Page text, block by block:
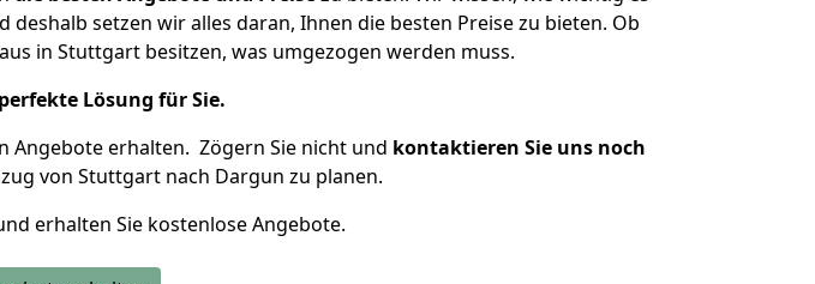
setzen wir alles daran, Ihnen die besten Preise zu bieten. Ob
in Stuttgart besitzen, was umgezogen werden muss.
Lösung für Sie.
Angebote erhalten. Zögern Sie nicht und kontaktieren Sie uns noch
von Stuttgart nach Dargun zu planen.
erhalten Sie kostenlose Angebote.